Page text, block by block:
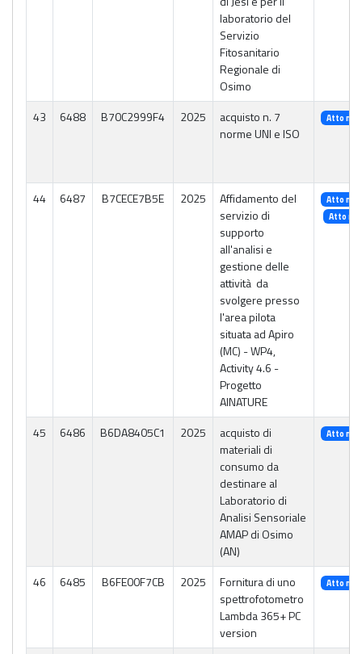
laboratorio del
Servizio
Fitosanitario
Regionale di
Osimo
43 6488 B70C2999F4 2025
acquisto n. 7
norme UNI e ISO
Atto n.
44 6487 B7CECE7B5E 2025
Affidamento del
servizio di
supporto
all'analisi e
gestione delle
attività da
svolgere presso
l'area pilota
situata ad Apiro
(MC) - WP4,
Activity 4.6 -
Progetto
AINATURE
Atto n.
Atto n.
45 6486 B6DA8405C1 2025
acquisto di
materiali di
consumo da
destinare al
Laboratorio di
Analisi Sensoriale
AMAP di Osimo
(AN)
Atto n.
46 6485 B6FE00F7CB 2025
Fornitura di uno
spettrofotometro
Lambda 365+ PC
version
Atto n.